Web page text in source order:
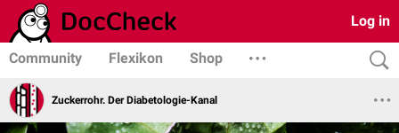
Log in
Community Flexikon Shop
Zuckerrohr. Der Diabetologie-Kanal